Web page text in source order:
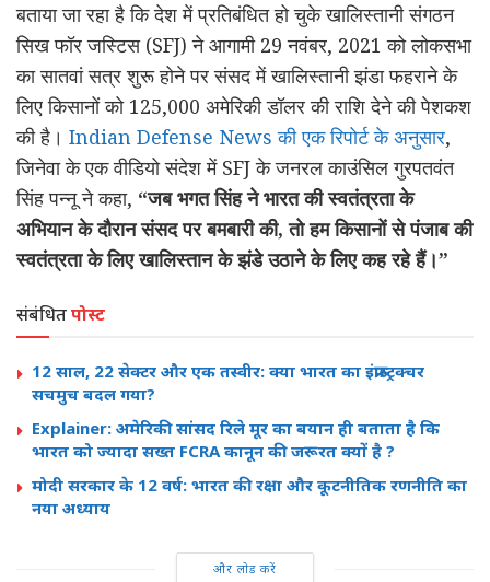
बताया जा रहा है कि देश में प्रतिबंधित हो चुके खालिस्तानी संगठन
सिख फॉर जस्टिस (SFJ) ने आगामी 29 नवंबर, 2021 को लोकसभा
का सातवां सत्र शुरू होने पर संसद में खालिस्तानी झंडा फहराने के
लिए किसानों को 125,000 अमेरिकी डॉलर की राशि देने की पेशकश
की है। Indian Defense News की एक रिपोर्ट के अनुसार,
जिनेवा के एक वीडियो संदेश में SFJ के जनरल काउंसिल गुरपतवंत
सिंह पन्नू ने कहा, “जब भगत सिंह ने भारत की स्वतंत्रता के
अभियान के दौरान संसद पर बमबारी की, तो हम किसानों से पंजाब की
स्वतंत्रता के लिए खालिस्तान के झंडे उठाने के लिए कह रहे हैं।”
संबंधितपोस्ट
12 साल, 22 सेक्टर और एक तस्वीर: क्या भारत का इंफ्रास्ट्रक्चर
सचमुच बदल गया?
Explainer: अमेरिकी सांसद रिले मूर का बयान ही बताता है कि
भारत को ज्यादा सख्त FCRA कानून की जरूरत क्यों है ?
मोदी सरकार के 12 वर्ष: भारत की रक्षा और कूटनीतिक रणनीति का
नया अध्याय
और लोड करें